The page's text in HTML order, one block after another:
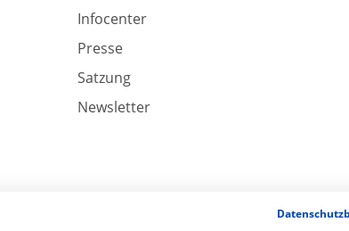
Infocenter
Presse
Satzung
Newsletter